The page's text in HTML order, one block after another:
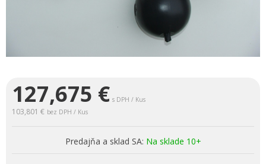
127,675 € s DPH / Kus
103,801 € bez DPH / Kus
Predajňa a sklad SA: Na sklade 10+